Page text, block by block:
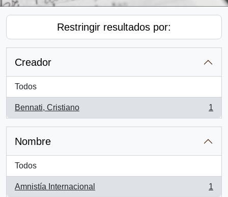
Restringir resultados por:
Creador
Todos
Bennati, Cristiano
, 1 resultados
1
Nombre
Todos
Amnistía Internacional
, 1 resultados
1